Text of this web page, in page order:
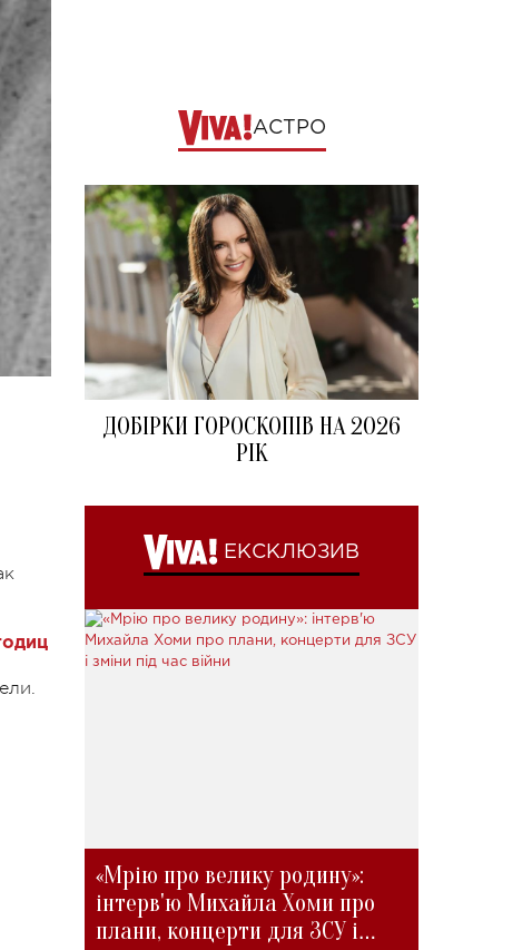
АСТРО
ДОБІРКИ ГОРОСКОПІВ НА 2026
РІК
ЕКСКЛЮЗИВ
«Мрію про велику родину»:
інтерв'ю Михайла Хоми про
плани, концерти для ЗСУ і